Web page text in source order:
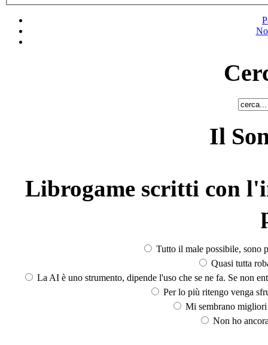
Il
Librogame scritti con
Tutto il male possibile, sono
Quasi tutta
La AI è uno strumento, dipende l'uso che se ne fa. Se non
Per lo più ritengo venga
Mi sembrano
Non ho